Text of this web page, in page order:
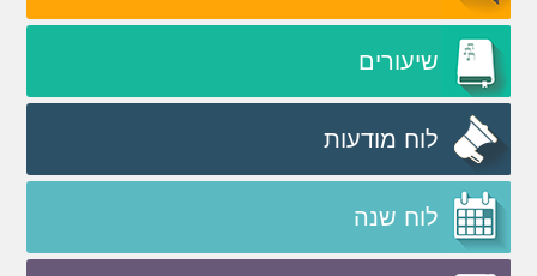
שיעורים
לוח מודעות
לוח שנה